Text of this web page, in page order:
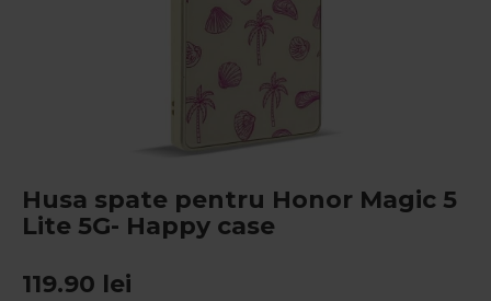
Husa spate pentru Honor Magic 5
Lite 5G- Happy case
119.90 lei